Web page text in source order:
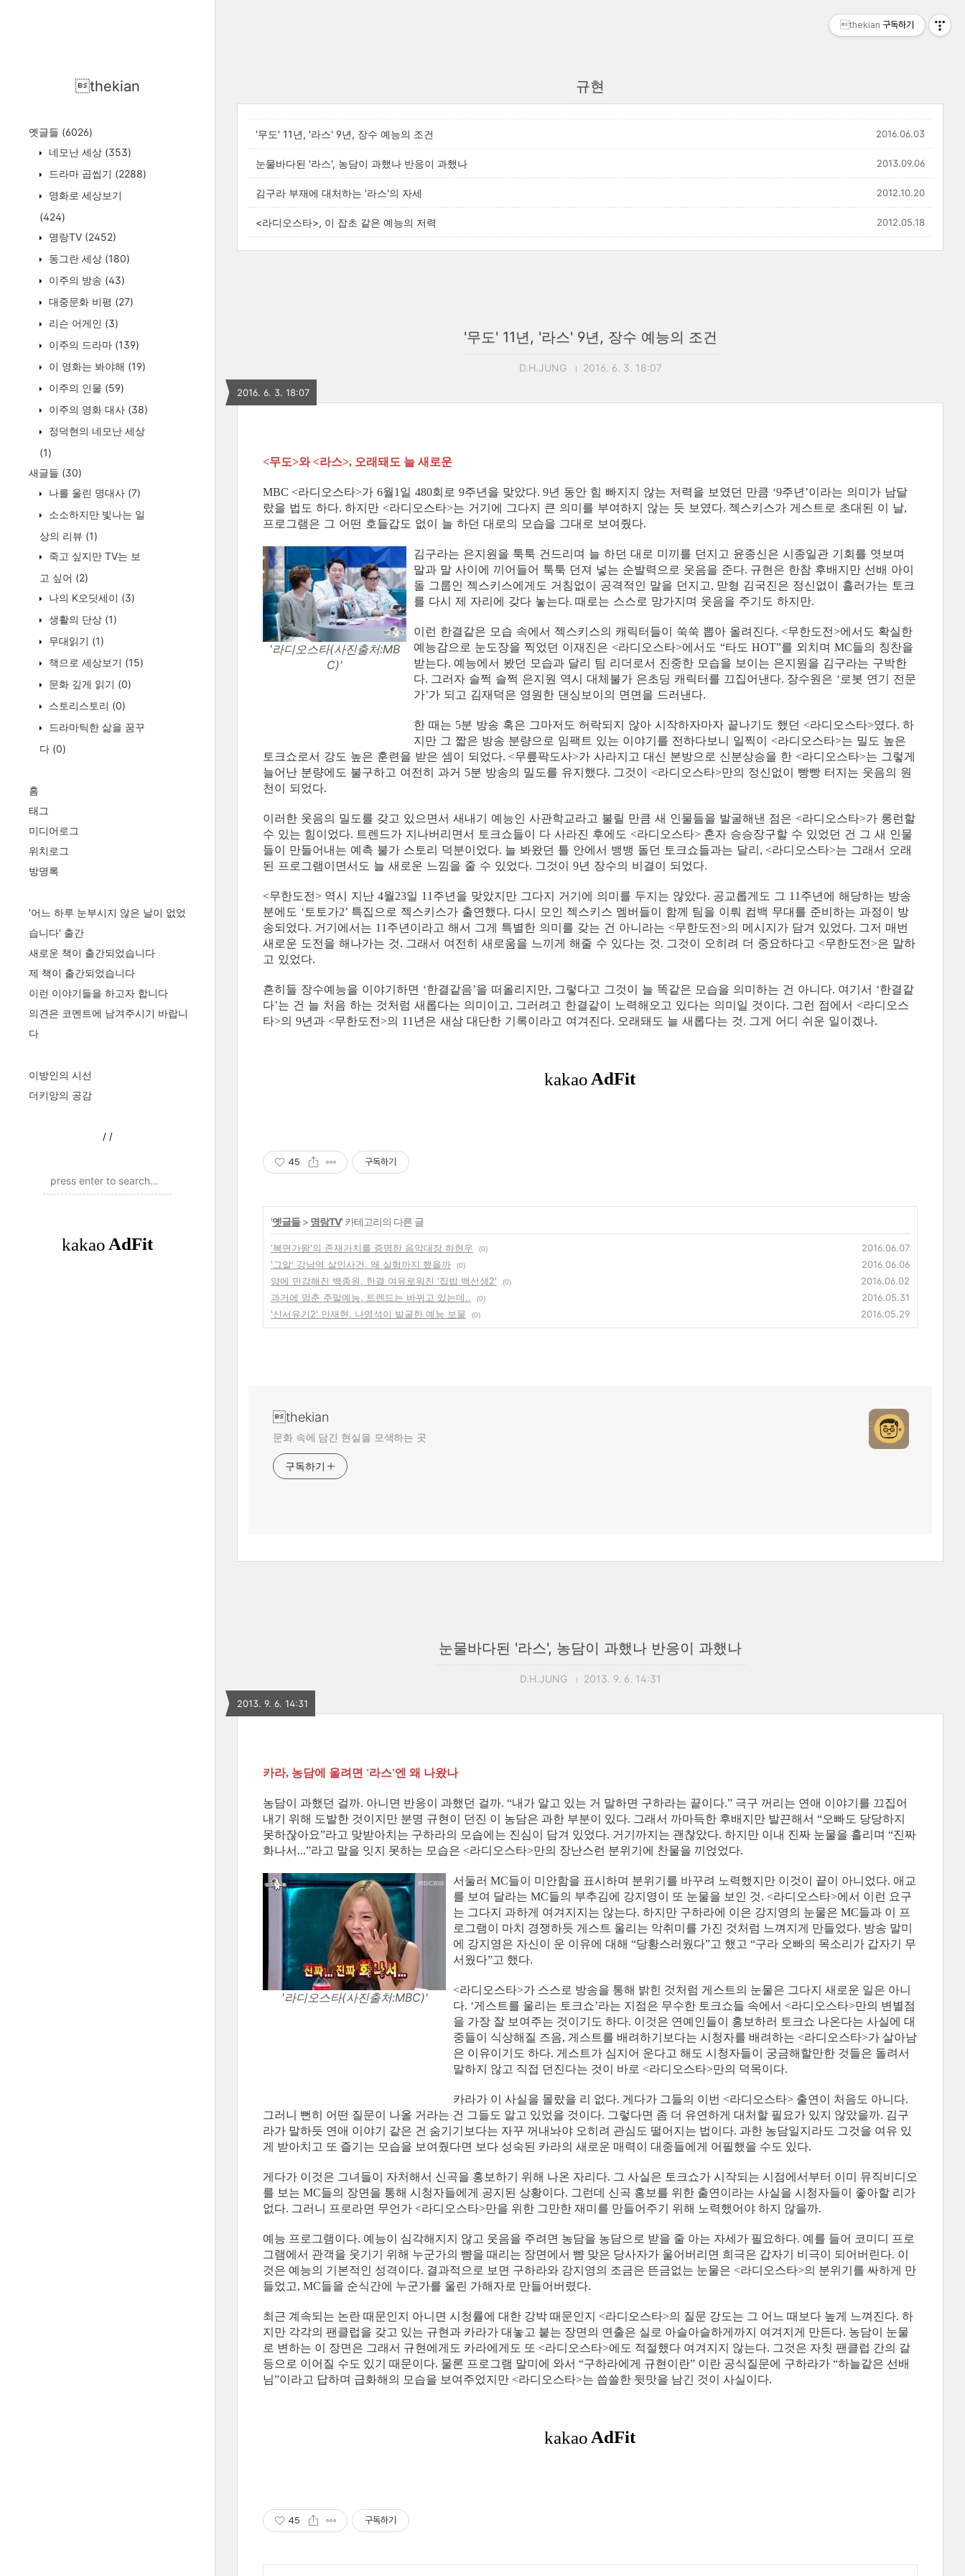
thekian
옛글들 (6026)
네모난 세상 (353)
드라마 곱씹기 (2288)
영화로 세상보기
(424)
명랑TV (2452)
동그란 세상 (180)
이주의 방송 (43)
대중문화 비평 (27)
리슨 어게인 (3)
이주의 드라마 (139)
이 영화는 봐야해 (19)
이주의 인물 (59)
이주의 영화 대사 (38)
정덕현의 네모난 세상
(1)
새글들 (30)
나를 울린 명대사 (7)
소소하지만 빛나는 일
상의 리뷰 (1)
죽고 싶지만 TV는 보
고 싶어 (2)
나의 K오딧세이 (3)
생활의 단상 (1)
무대읽기 (1)
책으로 세상보기 (15)
문화 깊게 읽기 (0)
스토리스토리 (0)
드라마틱한 삶을 꿈꾸
다 (0)
홈
태그
미디어로그
위치로그
방명록
'어느 하루 눈부시지 않은 날이 없었
습니다' 출간
새로운 책이 출간되었습니다
제 책이 출간되었습니다
이런 이야기들을 하고자 합니다
의견은 코멘트에 남겨주시기 바랍니
다
이방인의 시선
더키앙의 공감
/ /
규현
'무도' 11년, '라스' 9년, 장수 예능의 조건 2016.06.03
눈물바다된 '라스', 농담이 과했나 반응이 과했나 2013.09.06
김구라 부재에 대처하는 '라스'의 자세 2012.10.20
<라디오스타>, 이 잡초 같은 예능의 저력 2012.05.18
'무도' 11년, '라스' 9년, 장수 예능의 조건
D.H.JUNG 2016. 6. 3. 18:07
2016. 6. 3. 18:07
<무도>와<라스>, 오래돼도 늘 새로운
MBC <라디오스타>가 6월1 일 480회로 9주년을 맞았다. 9년 동안 힘 빠지지 않는 저력을 보였던 만큼 ‘9주년’이라는 의미가 남달
랐을 법도 하다. 하지만 <라디오스타>는 거기에 그다지 큰 의미를 부여하지 않는 듯 보였다. 젝스키스가 게스트로 초대된 이 날,
프로그램은 그 어떤 호들갑도 없이 늘 하던 대로의 모습을 그대로 보여줬다.
'라디오스타(사진출처:MB
C)'
김구라는 은지원을 툭툭 건드리며 늘 하던 대로 미끼를 던지고 윤종신은 시종일관 기회를 엿보며
말과 말 사이에 끼어들어 툭툭 던져 넣는 순발력으로 웃음을 준다. 규현은 한참 후배지만 선배 아이
돌 그룹인 젝스키스에게도 거침없이 공격적인 말을 던지고, 맏형 김국진은 정신없이 흘러가는 토크
를 다시 제 자리에 갖다 놓는다. 때로는 스스로 망가지며 웃음을 주기도 하지만.
이런 한결같은 모습 속에서 젝스키스의 캐릭터들이 쑥쑥 뽑아 올려진다. <무한도전>에서도 확실한
예능감으로 눈도장을 찍었던 이재진은 <라디오스타>에서도 “타도 HOT”를 외치며 MC들의 칭찬을
받는다. 예능에서 봤던 모습과 달리 팀 리더로서 진중한 모습을 보이는 은지원을 김구라는 구박한
다. 그러자 슬쩍 슬쩍 은지원 역시 대체불가 은초딩 캐릭터를 끄집어낸다. 장수원은 ‘로봇 연기 전문
가’가 되고 김재덕은 영원한 댄싱보이의 면면을 드러낸다.
한 때는 5분 방송 혹은 그마저도 허락되지 않아 시작하자마자 끝나기도 했던 <라디오스타>였다. 하
지만 그 짧은 방송 분량으로 임팩트 있는 이야기를 전하다보니 일찍이 <라디오스타>는 밀도 높은
토크쇼로서 강도 높은 훈련을 받은 셈이 되었다. <무릎팍도사>가 사라지고 대신 본방으로 신분상승을 한 <라디오스타>는 그렇게
늘어난 분량에도 불구하고 여전히 과거 5분 방송의 밀도를 유지했다. 그것이 <라디오스타>만의 정신없이 빵빵 터지는 웃음의 원
천이 되었다.
이러한 웃음의 밀도를 갖고 있으면서 새내기 예능인 사관학교라고 불릴 만큼 새 인물들을 발굴해낸 점은 <라디오스타>가 롱런할
수 있는 힘이었다. 트렌드가 지나버리면서 토크쇼들이 다 사라진 후에도 <라디오스타> 혼자 승승장구할 수 있었던 건 그 새 인물
들이 만들어내는 예측 불가 스토리 덕분이었다. 늘 봐왔던 틀 안에서 뱅뱅 돌던 토크쇼들과는 달리, <라디오스타>는 그래서 오래
된 프로그램이면서도 늘 새로운 느낌을 줄 수 있었다. 그것이 9년 장수의 비결이 되었다.
<무한도전> 역시 지난 4월23일 11 주년을 맞았지만 그다지 거기에 의미를 두지는 않았다. 공교롭게도 그 11 주년에 해당하는 방송
분에도 ‘토토가2’ 특집으로 젝스키스가 출연했다. 다시 모인 젝스키스 멤버들이 함께 팀을 이뤄 컴백 무대를 준비하는 과정이 방
송되었다. 거기에서는 11 주년이라고 해서 그게 특별한 의미를 갖는 건 아니라는 <무한도전>의 메시지가 담겨 있었다. 그저 매번
새로운 도전을 해나가는 것. 그래서 여전히 새로움을 느끼게 해줄 수 있다는 것. 그것이 오히려 더 중요하다고 <무한도전>은 말하
고 있었다.
흔히들 장수예능을 이야기하면 ‘한결같음’을 떠올리지만, 그렇다고 그것이 늘 똑같은 모습을 의미하는 건 아니다. 여기서 ‘한결같
다’는 건 늘 처음 하는 것처럼 새롭다는 의미이고, 그러려고 한결같이 노력해오고 있다는 의미일 것이다. 그런 점에서 <라디오스
타>의 9년과 <무한도전>의 11 년은 새삼 대단한 기록이라고 여겨진다. 오래돼도 늘 새롭다는 것. 그게 어디 쉬운 일이겠나.
45 구독하기
'옛글들> 명랑TV' 카테고리의 다른 글
'복면가왕'의 존재가치를 증명한 음악대장 하현우 (0)
2016.06.07
'그알' 강남역 살인사건, 왜 실험까지 했을까
(0)
2016.06.06
양에 민감해진 백종원, 한결 여유로워진 '집밥 백선생2'
(0)
2016.06.02
과거에 멈춘 주말예능, 트렌드는 바뀌고 있는데..
(0)
2016.05.31
'신서유기2' 안재현, 나영석이 발굴한 예능 보물
(0) 2016.05.29
thekian
문화 속에 담긴 현실을 모색하는 곳
구독하기
눈물바다된 '라스', 농담이 과했나 반응이 과했나
D.H.JUNG 2013. 9. 6. 14:31
2013. 9. 6. 14:31
카라, 농담에 울려면 '라스'엔 왜 나왔나
농담이 과했던 걸까. 아니면 반응이 과했던 걸까. “내가 알고 있는 거 말하면 구하라는 끝이다.” 극구 꺼리는 연애 이야기를 끄집어
내기 위해 도발한 것이지만 분명 규현이 던진 이 농담은 과한 부분이 있다. 그래서 까마득한 후배지만 발끈해서 “오빠도 당당하지
못하잖아요”라고 맞받아치는 구하라의 모습에는 진심이 담겨 있었다. 거기까지는 괜찮았다. 하지만 이내 진짜 눈물을 흘리며 “진짜
화나서...”라고 말을 잇지 못하는 모습은 <라디오스타>만의 장난스런 분위기에 찬물을 끼얹었다.
'라디오스타(사진출처:MBC)'
서둘러 MC들이 미안함을 표시하며 분위기를 바꾸려 노력했지만 이것이 끝이 아니었다. 애교
를 보여 달라는 MC들의 부추김에 강지영이 또 눈물을 보인 것. <라디오스타>에서 이런 요구
는 그다지 과하게 여겨지지는 않는다. 하지만 구하라에 이은 강지영의 눈물은 MC들과 이 프
로그램이 마치 경쟁하듯 게스트 울리는 악취미를 가진 것처럼 느껴지게 만들었다. 방송 말미
에 강지영은 자신이 운 이유에 대해 “당황스러웠다”고 했고 “구라 오빠의 목소리가 갑자기 무
서웠다”고 했다.
<라디오스타>가 스스로 방송을 통해 밝힌 것처럼 게스트의 눈물은 그다지 새로운 일은 아니
다. ‘게스트를 울리는 토크쇼’라는 지점은 무수한 토크쇼들 속에서 <라디오스타>만의 변별점
을 가장 잘 보여주는 것이기도 하다. 이것은 연예인들이 홍보하러 토크쇼 나온다는 사실에 대
중들이 식상해질 즈음, 게스트를 배려하기보다는 시청자를 배려하는 <라디오스타>가 살아남
은 이유이기도 하다. 게스트가 심지어 운다고 해도 시청자들이 궁금해할만한 것들은 돌려서
말하지 않고 직접 던진다는 것이 바로 <라디오스타>만의 덕목이다.
카라가 이 사실을 몰랐을 리 없다. 게다가 그들의 이번 <라디오스타> 출연이 처음도 아니다.
그러니 뻔히 어떤 질문이 나올 거라는 건 그들도 알고 있었을 것이다. 그렇다면 좀 더 유연하게 대처할 필요가 있지 않았을까. 김구
라가 말하듯 연애 이야기 같은 건 숨기기보다는 자꾸 꺼내놔야 오히려 관심도 떨어지는 법이다. 과한 농담일지라도 그것을 여유 있
게 받아치고 또 즐기는 모습을 보여줬다면 보다 성숙된 카라의 새로운 매력이 대중들에게 어필했을 수도 있다.
게다가 이것은 그녀들이 자처해서 신곡을 홍보하기 위해 나온 자리다. 그 사실은 토크쇼가 시작되는 시점에서부터 이미 뮤직비디오
를 보는 MC들의 장면을 통해 시청자들에게 공지된 상황이다. 그런데 신곡 홍보를 위한 출연이라는 사실을 시청자들이 좋아할 리가
없다. 그러니 프로라면 무언가 <라디오스타>만을 위한 그만한 재미를 만들어주기 위해 노력했어야 하지 않을까.
예능 프로그램이다. 예능이 심각해지지 않고 웃음을 주려면 농담을 농담으로 받을 줄 아는 자세가 필요하다. 예를 들어 코미디 프로
그램에서 관객을 웃기기 위해 누군가의 뺨을 때리는 장면에서 뺨 맞은 당사자가 울어버리면 희극은 갑자기 비극이 되어버린다. 이
것은 예능의 기본적인 성격이다. 결과적으로 보면 구하라와 강지영의 조금은 뜬금없는 눈물은 <라디오스타>의 분위기를 싸하게 만
들었고, MC들을 순식간에 누군가를 울린 가해자로 만들어버렸다.
최근 계속되는 논란 때문인지 아니면 시청률에 대한 강박 때문인지 <라디오스타>의 질문 강도는 그 어느 때보다 높게 느껴진다. 하
지만 각각의 팬클럽을 갖고 있는 규현과 카라가 대놓고 붙는 장면의 연출은 실로 아슬아슬하게까지 여겨지게 만든다. 농담이 눈물
로 변하는 이 장면은 그래서 규현에게도 카라에게도 또 <라디오스타>에도 적절했다 여겨지지 않는다. 그것은 자칫 팬클럽 간의 갈
등으로 이어질 수도 있기 때문이다. 물론 프로그램 말미에 와서 “구하라에게 규현이란” 이란 공식질문에 구하라가 “하늘같은 선배
님”이라고 답하며 급화해의 모습을 보여주었지만 <라디오스타>는 씁쓸한 뒷맛을 남긴 것이 사실이다.
45 구독하기
thekian 구독하기